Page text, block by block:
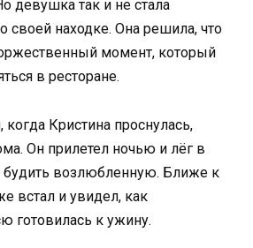
девушка так и не стала
своей находке. Она решила, что
момент, который
в ресторане.
Кристина проснулась,
Он прилетел ночью и лёг в
будить возлюбленную. Ближе к
встал и увидел, как
готовилась к ужину.